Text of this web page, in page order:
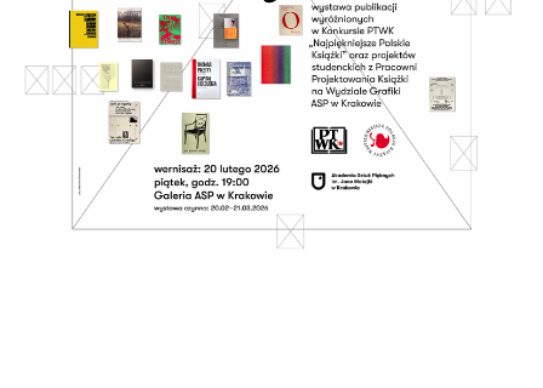
C
Zbigniew Cebula
Bartłomiej Chwilczyński
Mariusz Ciastoń
D
Tomasz Daniec
Marcin Dymek